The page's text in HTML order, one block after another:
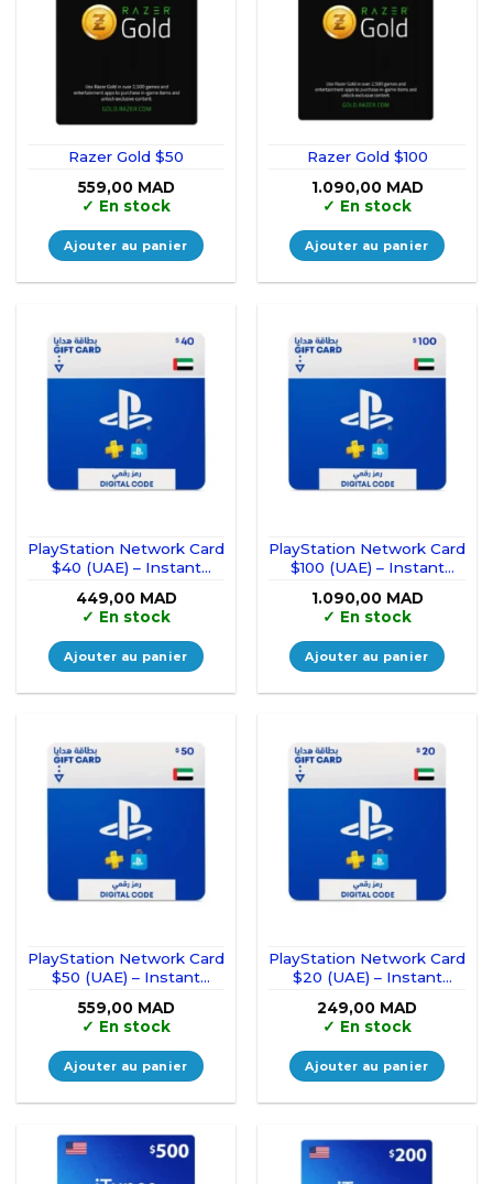
Razer Gold $50
559,00 MAD
✓ En stock
Ajouter au panier
Razer Gold $100
1.090,00 MAD
✓ En stock
Ajouter au panier
PlayStation Network Card
$40 (UAE) – Instant
449,00 MAD
✓ En stock
Ajouter au panier
PlayStation Network Card
$100 (UAE) – Instant
1.090,00 MAD
✓ En stock
Ajouter au panier
PlayStation Network Card
$50 (UAE) – Instant
559,00 MAD
✓ En stock
Ajouter au panier
PlayStation Network Card
$20 (UAE) – Instant
249,00 MAD
✓ En stock
Ajouter au panier